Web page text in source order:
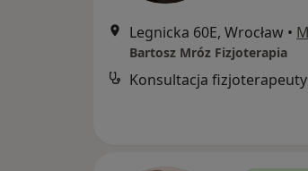
Legnicka 60E, Wrocław •
Bartosz Mróz Fizjoterapia
Konsultacja